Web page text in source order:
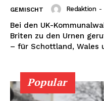
GEMISCHT Redaktion -
Bei den UK-
Briten zu den Urnen
– für Schottland, Wales
Popular